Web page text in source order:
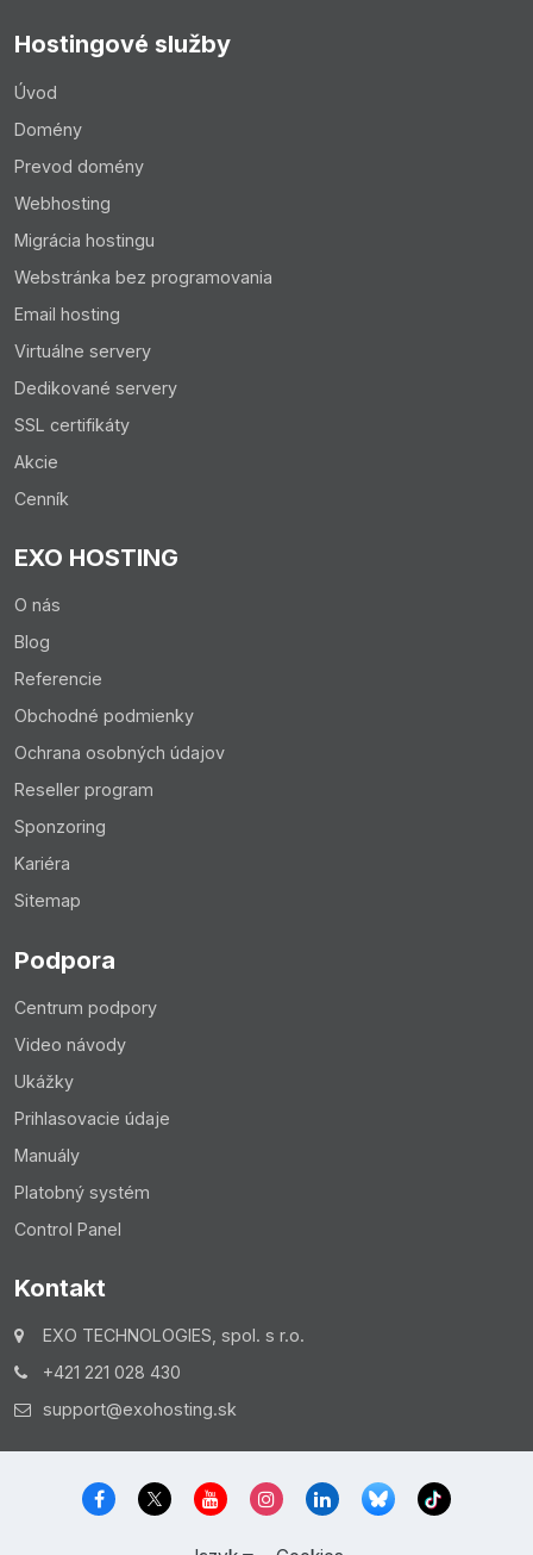
Hostingové služby
Úvod
Domény
Prevod domény
Webhosting
Migrácia hostingu
Webstránka bez programovania
Email hosting
Virtuálne servery
Dedikované servery
SSL certifikáty
Akcie
Cenník
EXO HOSTING
O nás
Blog
Referencie
Obchodné podmienky
Ochrana osobných údajov
Reseller program
Sponzoring
Kariéra
Sitemap
Podpora
Centrum podpory
Video návody
Ukážky
Prihlasovacie údaje
Manuály
Platobný systém
Control Panel
Kontakt
EXO TECHNOLOGIES, spol. s r.o.
+421 221 028 430
support@exohosting.sk